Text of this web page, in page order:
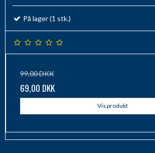
På lager (1 stk.)
99,00 DKK
69,00 DKK
Vis produkt